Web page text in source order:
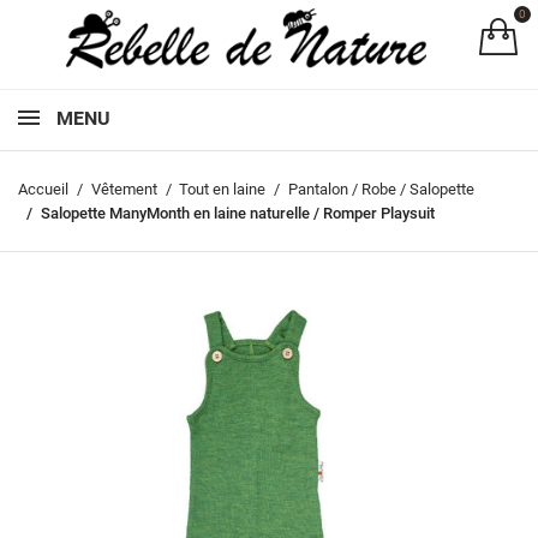
0
MENU
Accueil Vêtement Tout en laine
Pantalon / Robe / Salopette
Salopette ManyMonth en laine naturelle / Romper Playsuit